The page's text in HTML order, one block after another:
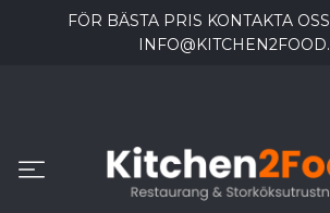
FÖR BÄSTA PRIS KONTAKTA